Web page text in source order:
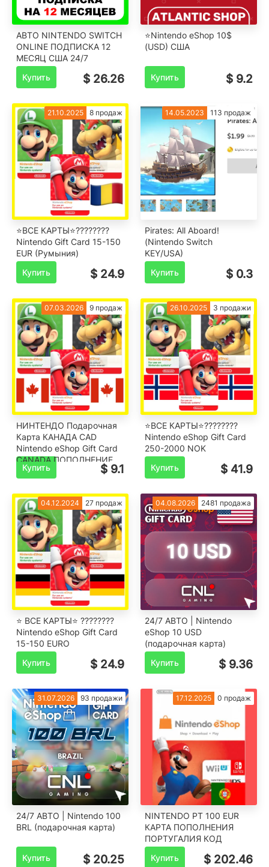
АВТО NINTENDO SWITCH
ONLINE ПОДПИСКА 12
МЕСЯЦ США 24/7
Купить
$ 26.26
⭐️Nintendo eShop 10$
(USD) США
Купить $ 9.2
21.10.2025 8 продаж
⭐️ВСЕ КАРТЫ⭐????????
Nintendo Gift Card 15-150
EUR (Румыния)
Купить
$ 24.9
14.05.2023 113 продаж
Pirates: All Aboard!
(Nintendo Switch
KEY/USA)
Купить
$ 0.3
07.03.2026 9 продаж
НИНТЕНДО Подарочная
Карта КАНАДА CAD
Nintendo eShop Gift Card
CANADA ПОПОЛНЕНИЕ
CA
Купить $ 9.1
26.10.2025 3 продажи
⭐️ВСЕ КАРТЫ⭐????????
Nintendo eShop Gift Card
250-2000 NOK
Купить
$ 41.9
04.12.2024 27 продаж
⭐️ ВСЕ КАРТЫ⭐ ????????
Nintendo eShop Gift Card
15-150 EURO
Купить
$ 24.9
04.08.2026 2481 продажа
24/7 АВТО | Nintendo
eShop 10 USD
(подарочная карта)
Купить
$ 9.36
31.07.2026 93 продажи
24/7 АВТО | Nintendo 100
BRL (подарочная карта)
Купить $ 20.25
17.12.2025 0 продаж
NINTENDO PT 100 EUR
КАРТА ПОПОЛНЕНИЯ
ПОРТУГАЛИЯ КОД
Купить
$ 202.46